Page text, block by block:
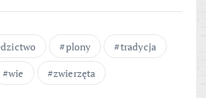
plony
tradycja
wie
zwierzęta